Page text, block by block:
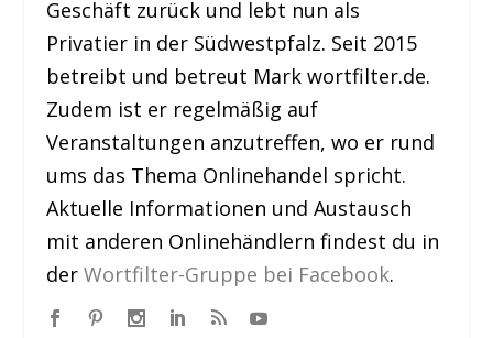
Geschäft zurück und lebt nun als
Privatier in der Südwestpfalz. Seit 2015
betreibt und betreut Mark wortfilter.de.
Zudem ist er regelmäßig auf
Veranstaltungen anzutreffen, wo er rund
ums das Thema Onlinehandel spricht.
Aktuelle Informationen und Austausch
mit anderen Onlinehändlern findest du in
derWortfilter-Gruppe bei Facebook.